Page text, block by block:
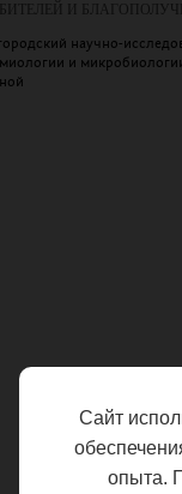
И
научно-
и
Сайт
опыта.